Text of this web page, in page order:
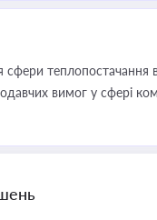
сфери
вимог у сфері